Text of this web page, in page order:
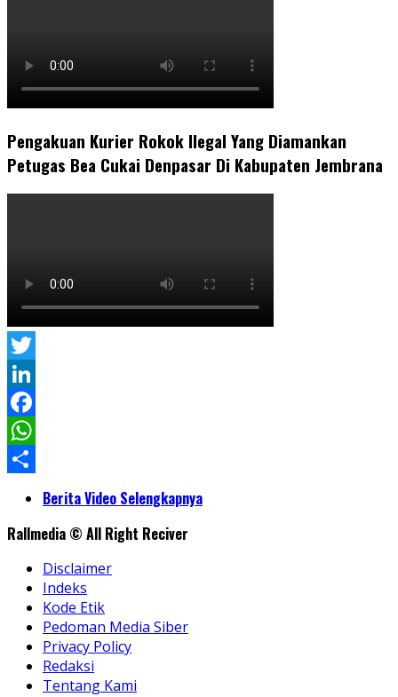
Pengakuan Kurier Rokok Ilegal Yang Diamankan
Petugas Bea Cukai Denpasar Di Kabupaten Jembrana
Twitter
LinkedIn
Facebook
WhatsApp
ShareBerita Video Selengkapnya
Rallmedia © All Right Reciver
Disclaimer
Indeks
Kode Etik
Pedoman Media Siber
Privacy Policy
Redaksi
Tentang Kami